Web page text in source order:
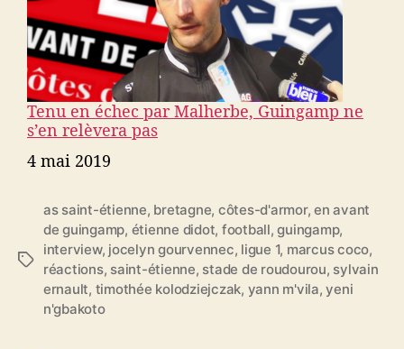
Tenu en échec par Malherbe, Guingamp ne
s’en relèvera pas
Date
4 mai 2019
É
as saint-étienne, bretagne, côtes-d'armor,en avant
de guingamp, étienne didot, football,guingamp,
interview, jocelyn gourvennec, ligue 1, marcus coco,
réactions, saint-étienne, stade de roudourou, sylvain
ernault, timothée kolodziejczak, yann m'vila,yeni
n'gbakoto